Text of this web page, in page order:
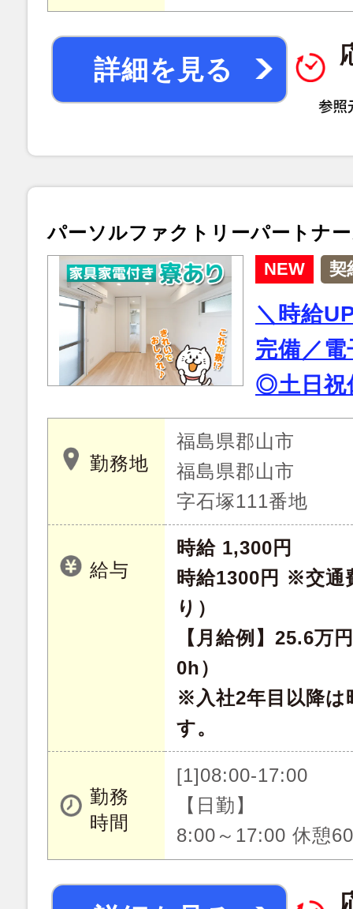
詳細を見る
パーソルファクトリーパートナ
NEW 契
＼時給
完備／
◎土日祝
勤務地
福島県郡山市
福島県郡山市
字石塚111番地
給与
時給 1,300円
時給1300円 ※交通
り）
【月給例】25.6万
0h）
※入社2年目以降は
す。
勤務
時間
[1]08:00-17:00
【日勤】
8:00～17:00 休憩